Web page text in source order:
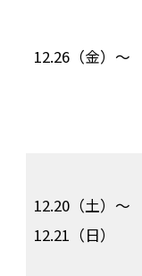
12.26（金）〜
12.20（土）〜
12.21（日）